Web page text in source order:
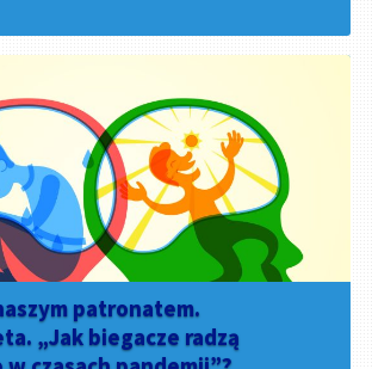
patronatem.
„Jak biegacze radzą